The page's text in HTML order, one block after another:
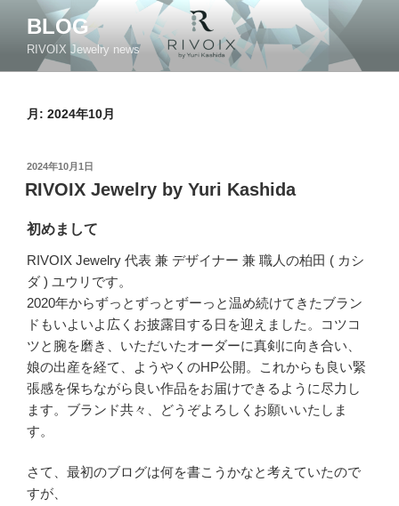
ン
BLOG
RIVOIX Jewelry news
月: 2024年10月
投
稿
日:
2024年10月1日
RIVOIX Jewelry by Yuri Kashida
初めまして
RIVOIX Jewelry 代表 兼 デザイナー 兼 職人の柏田 ( カシ
ダ ) ユウリです。
2020年からずっとずっとずーっと温め続けてきたブラン
ドもいよいよ広くお披露目する日を迎えました。コツコ
ツと腕を磨き、いただいたオーダーに真剣に向き合い、
娘の出産を経て、ようやくのHP公開。これからも良い緊
張感を保ちながら良い作品をお届けできるように尽力し
ます。ブランド共々、どうぞよろしくお願いいたしま
す。
さて、最初のブログは何を書こうかなと考えていたので
すが、